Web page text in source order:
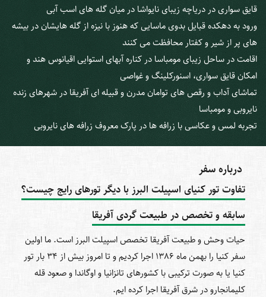
قایق سواری در دریاچه زیبای نایواشا در میان گله‎ های اسب آبی
های پر از شیر و کفتار محافظت می‎ کنند
اقامت در ساحل زیبای مومباسا در کناره آبهای استوایی اقیانوس هند و
امکان قایق سواری، اسنورکلینگ و غواصی
تماشای آداب و رقص‎ های توامان مدرن و قبیله‎ ای آفریقا در شهرهای زنده
نایروبی و مومباسا
تجربه لمس و عکاسی با زرافه ‎ها در پارک معروف زرافه ‎های نایروبی
درباره سفر
تفاوت تور کنیای اسپیلت البرز با دیگر تورهای رایج چیست؟
سابقه و تخصص در طبیعت گردی آفریقا
حیات وحش و طبیعت آفریقا تخصص اسپیلت البرز است. ما اولین
سفر کنیا را بهمن ماه 1386 اجرا کردیم و تا امروز بیش از 34 بار تور
کنیا یا به صورت ترکیبی با کشورهای تانزانیا و اوگاندا و صعود قله
کلیمانجارو در شرق آفریقا اجرا کرده ایم.